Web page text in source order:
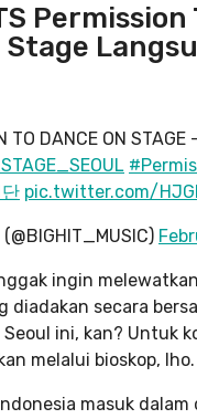
Permission
Stage
TO DANCE ON STAGE
pic.twitter.com/
ingin
diadakan secara
Seoul ini, kan? Untuk
melalui bioskop, lho.
masuk dalam